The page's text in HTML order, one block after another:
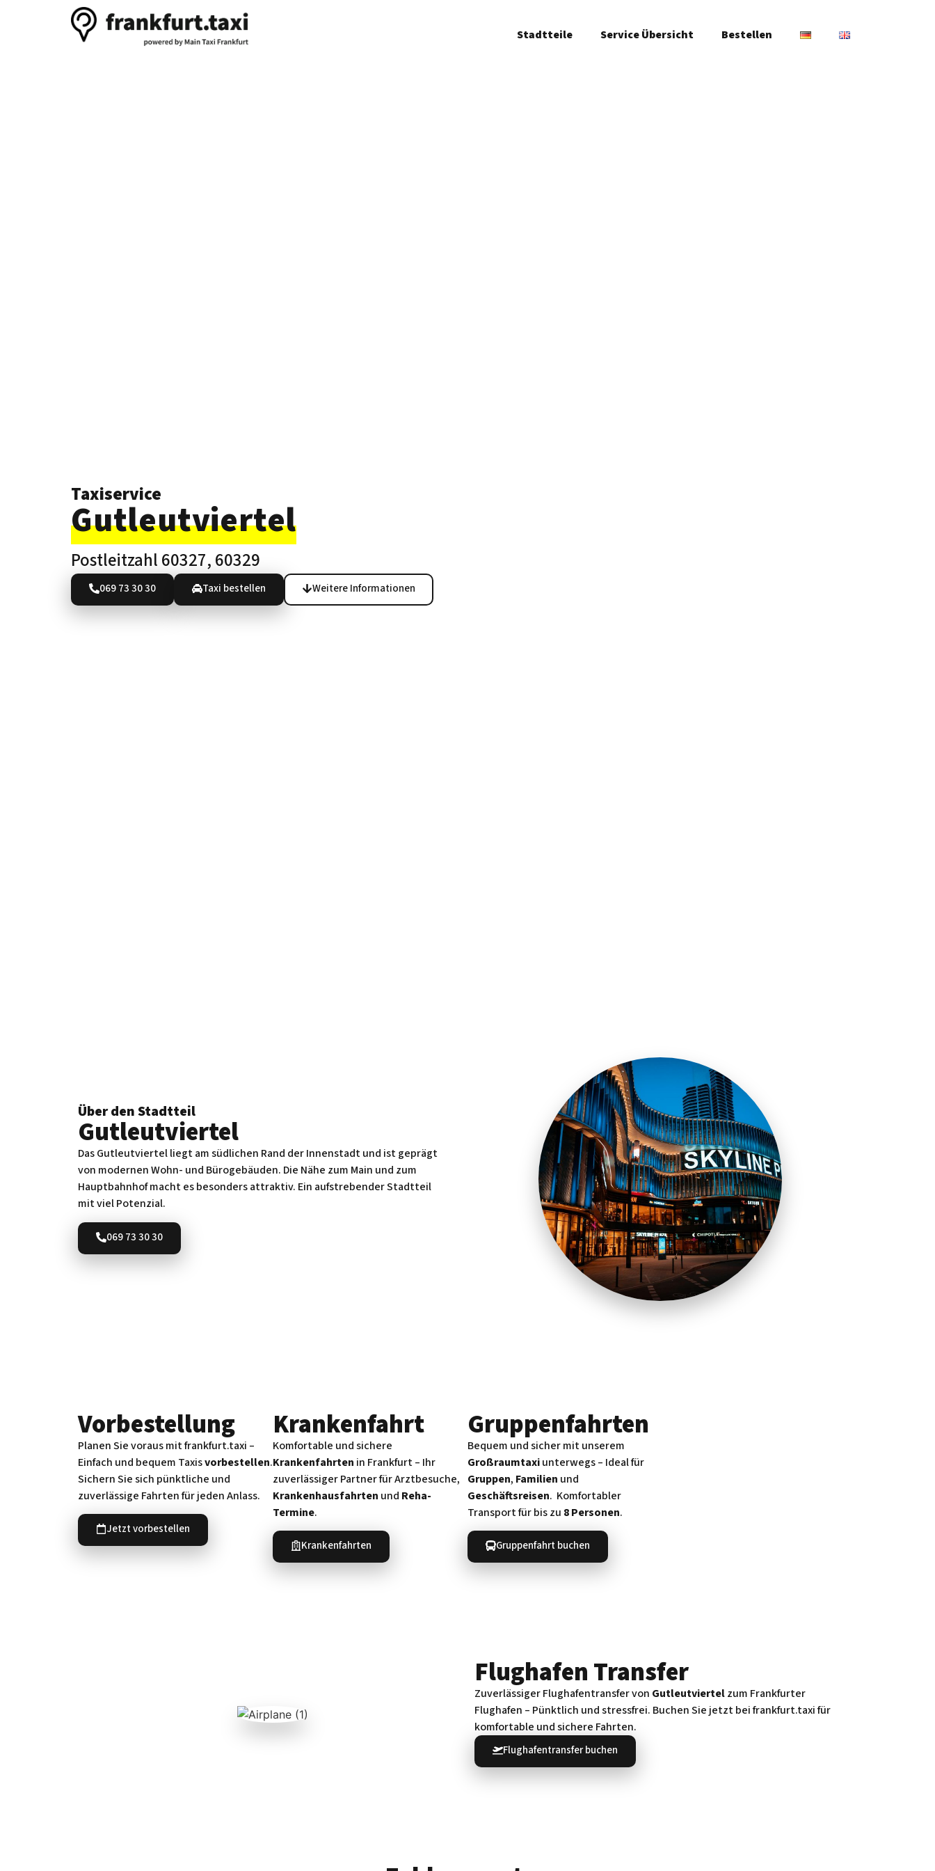
Stadtteile Service Übersicht Bestellen
Taxiservice
Gutleut­viertel
Postleitzahl 60327, 60329
069 73 30 30 Taxi bestellen Weitere Informationen
Über den Stadtteil
Gutleut­viertel
Das Gutleutviertel liegt am südlichen Rand der Innenstadt und ist geprägt
von modernen Wohn- und Bürogebäuden. Die Nähe zum Main und zum
Hauptbahnhof macht es besonders attraktiv. Ein aufstrebender Stadtteil
mit viel Potenzial.
069 73 30 30
Vorbe­stellung
Planen Sie voraus mit frankfurt.taxi –
Einfach und bequem Taxisvorbestellen.
Sichern Sie sich pünktliche und
zuverlässige Fahrten für jeden Anlass.
Jetzt vorbestellen
Kranken­fahrt
Komfortable und sichere
Krankenfahrten in Frankfurt – Ihr
zuverlässiger Partner für Arztbesuche,
Krankenhausfahrten und Reha-
Termine.
Krankenfahrten
Gruppenfahrten
Bequem und sicher mit unserem
Großraumtaxiunterwegs – Ideal für
Gruppen, Familien und
Geschäftsreisen. Komfortabler
Transport für bis zu 8 Personen.
Gruppenfahrt buchen
Flughafen Transfer
Zuverlässiger Flughafentransfer von Gutleut­viertelzum Frankfurter
Flughafen – Pünktlich und stressfrei. Buchen Sie jetzt bei frankfurt.taxi für
komfortable und sichere Fahrten.
Flughafentransfer buchen